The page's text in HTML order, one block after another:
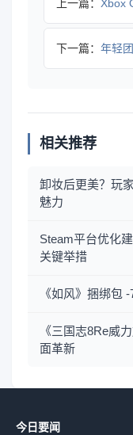
上一篇： Xbox
下一篇： 年轻
相关推荐
卸妆后更美？玩
魅力
Steam平台优化
关键举措
《如风》捆绑包
《三国志8Re威
面革新
今日要闻